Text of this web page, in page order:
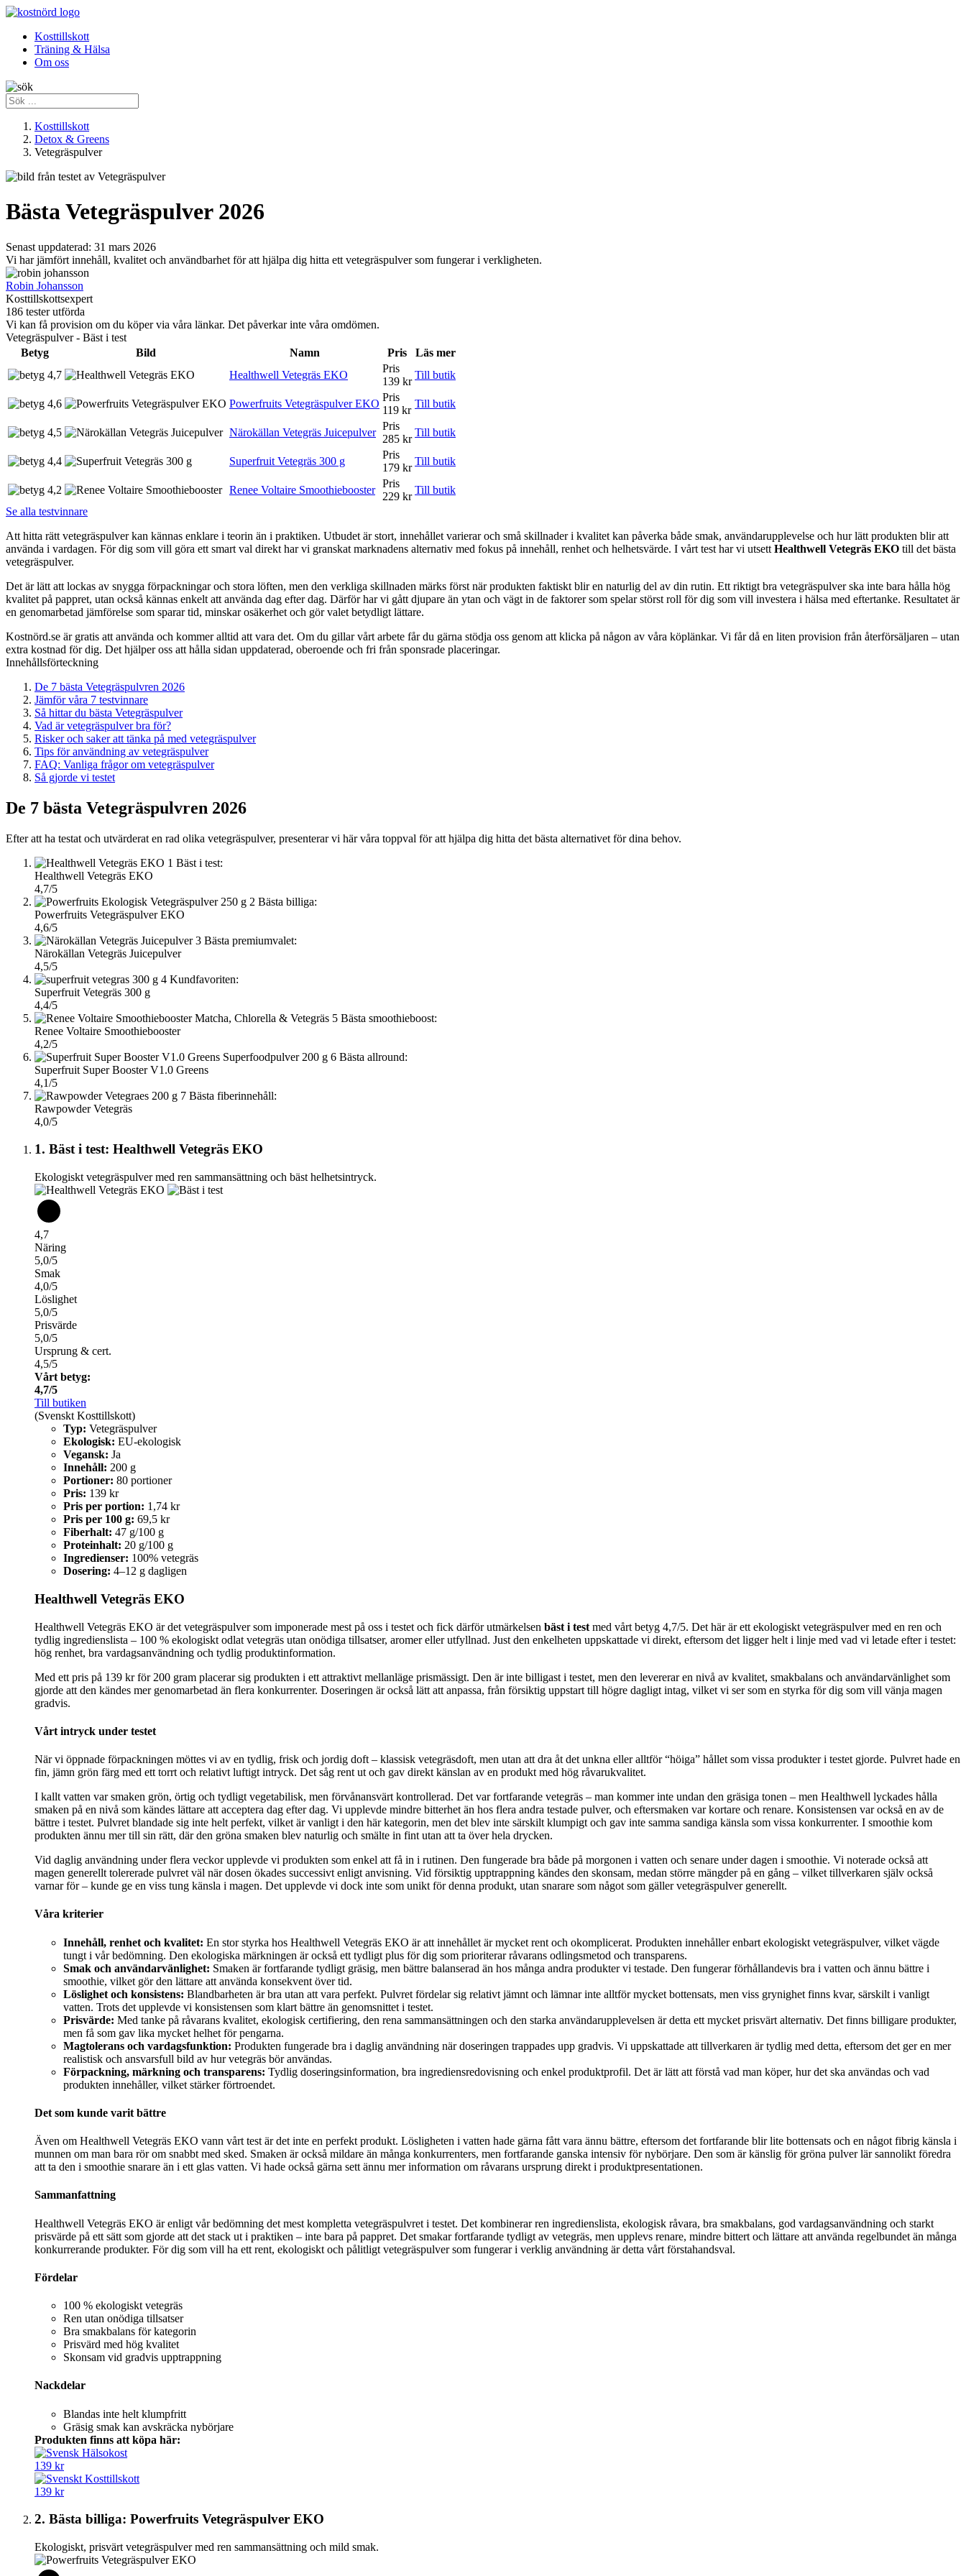
Kosttillskott
Träning & Hälsa
Om oss
Kosttillskott
Detox & Greens
Vetegräspulver
Bästa Vetegräspulver 2026
Senast uppdaterad: 31 mars 2026
Vi har jämfört innehåll, kvalitet och användbarhet för att hjälpa dig hitta ett vetegräspulver som fungerar i verkligheten.
Robin Johansson
Kosttillskottsexpert
186 tester utförda
Vi kan få provision om du köper via våra länkar. Det påverkar inte våra omdömen.
Vetegräspulver - Bäst i test
Betyg
Bild Namn Pris
Läs mer
4,7
Healthwell Vetegräs EKO
Pris
139 kr
Till butik
4,6 Powerfruits Vetegräspulver EKO
Pris
119 kr
Till butik
4,5 Närokällan Vetegräs Juicepulver
Pris
285 kr
Till butik
4,4 Superfruit Vetegräs 300 g
Pris
179 kr
Till butik
4,2 Renee Voltaire Smoothiebooster
Pris
229 kr
Till butik
Se alla testvinnare
Att hitta rätt vetegräspulver kan kännas enklare i teorin än i praktiken. Utbudet är stort, innehållet varierar och små skillnader i kvalitet kan påverka både smak, användarupplevelse och hur lätt produkten blir att
använda i vardagen. För dig som vill göra ett smart val direkt har vi granskat marknadens alternativ med fokus på innehåll, renhet och helhetsvärde. I vårt test har vi utsett Healthwell Vetegräs EKO till det bästa
vetegräspulver.
Det är lätt att lockas av snygga förpackningar och stora löften, men den verkliga skillnaden märks först när produkten faktiskt blir en naturlig del av din rutin. Ett riktigt bra vetegräspulver ska inte bara hålla hög
kvalitet på pappret, utan också kännas enkelt att använda dag efter dag. Därför har vi gått djupare än ytan och vägt in de faktorer som spelar störst roll för dig som vill investera i hälsa med eftertanke. Resultatet är
en genomarbetad jämförelse som sparar tid, minskar osäkerhet och gör valet betydligt lättare.
Kostnörd.se är gratis att använda och kommer alltid att vara det. Om du gillar vårt arbete får du gärna stödja oss genom att klicka på någon av våra köplänkar. Vi får då en liten provision från återförsäljaren – utan
extra kostnad för dig. Det hjälper oss att hålla sidan uppdaterad, oberoende och fri från sponsrade placeringar.
Innehållsförteckning
De 7 bästa Vetegräspulvren 2026
Jämför våra 7 testvinnare
Så hittar du bästa Vetegräspulver
Vad är vetegräspulver bra för?
Risker och saker att tänka på med vetegräspulver
Tips för användning av vetegräspulver
FAQ: Vanliga frågor om vetegräspulver
Så gjorde vi testet
De 7 bästa Vetegräspulvren 2026
Efter att ha testat och utvärderat en rad olika vetegräspulver, presenterar vi här våra toppval för att hjälpa dig hitta det bästa alternativet för dina behov.
1 Bäst i test:
Healthwell Vetegräs EKO
4,7/5
2 Bästa billiga:
Powerfruits Vetegräspulver EKO
4,6/5
3 Bästa premiumvalet:
Närokällan Vetegräs Juicepulver
4,5/5
4 Kundfavoriten:
Superfruit Vetegräs 300 g
4,4/5
5 Bästa smoothieboost:
Renee Voltaire Smoothiebooster
4,2/5
6 Bästa allround:
Superfruit Super Booster V1.0 Greens
4,1/5
7 Bästa fiberinnehåll:
Rawpowder Vetegräs
4,0/5
1. Bäst i test: Healthwell Vetegräs EKO
Ekologiskt vetegräspulver med ren sammansättning och bäst helhetsintryck.
4,7
Näring
5,0/5
Smak
4,0/5
Löslighet
5,0/5
Prisvärde
5,0/5
Ursprung & cert.
4,5/5
Vårt betyg:
4,7/5
Till butiken
(Svenskt Kosttillskott)
Typ: Vetegräspulver
Ekologisk: EU-ekologisk
Vegansk: Ja
Innehåll: 200 g
Portioner: 80 portioner
Pris: 139 kr
Pris per portion: 1,74 kr
Pris per 100 g: 69,5 kr
Fiberhalt: 47 g/100 g
Proteinhalt: 20 g/100 g
Ingredienser: 100% vetegräs
Dosering: 4–12 g dagligen
Healthwell Vetegräs EKO
Healthwell Vetegräs EKO är det vetegräspulver som imponerade mest på oss i testet och fick därför utmärkelsen bäst i test med vårt betyg 4,7/5. Det här är ett ekologiskt vetegräspulver med en ren och
tydlig ingredienslista – 100 % ekologiskt odlat vetegräs utan onödiga tillsatser, aromer eller utfyllnad. Just den enkelheten uppskattade vi direkt, eftersom det ligger helt i linje med vad vi letade efter i testet:
hög renhet, bra vardagsanvändning och tydlig produktinformation.
Med ett pris på 139 kr för 200 gram placerar sig produkten i ett attraktivt mellanläge prismässigt. Den är inte billigast i testet, men den levererar en nivå av kvalitet, smakbalans och användarvänlighet som
gjorde att den kändes mer genomarbetad än flera konkurrenter. Doseringen är också lätt att anpassa, från försiktig uppstart till högre dagligt intag, vilket vi ser som en styrka för dig som vill vänja magen
gradvis.
Vårt intryck under testet
När vi öppnade förpackningen möttes vi av en tydlig, frisk och jordig doft – klassisk vetegräsdoft, men utan att dra åt det unkna eller alltför “höiga” hållet som vissa produkter i testet gjorde. Pulvret hade en
fin, jämn grön färg med ett torrt och relativt luftigt intryck. Det såg rent ut och gav direkt känslan av en produkt med hög råvarukvalitet.
I kallt vatten var smaken grön, örtig och tydligt vegetabilisk, men förvånansvärt kontrollerad. Det var fortfarande vetegräs – man kommer inte undan den gräsiga tonen – men Healthwell lyckades hålla
smaken på en nivå som kändes lättare att acceptera dag efter dag. Vi upplevde mindre bitterhet än hos flera andra testade pulver, och eftersmaken var kortare och renare. Konsistensen var också en av de
bättre i testet. Pulvret blandade sig inte helt perfekt, vilket är vanligt i den här kategorin, men det blev inte särskilt klumpigt och gav inte samma sandiga känsla som vissa konkurrenter. I smoothie kom
produkten ännu mer till sin rätt, där den gröna smaken blev naturlig och smälte in fint utan att ta över hela drycken.
Vid daglig användning under flera veckor upplevde vi produkten som enkel att få in i rutinen. Den fungerade bra både på morgonen i vatten och senare under dagen i smoothie. Vi noterade också att
magen generellt tolererade pulvret väl när dosen ökades successivt enligt anvisning. Vid försiktig upptrappning kändes den skonsam, medan större mängder på en gång – vilket tillverkaren själv också
varnar för – kunde ge en viss tung känsla i magen. Det upplevde vi dock inte som unikt för denna produkt, utan snarare som något som gäller vetegräspulver generellt.
Våra kriterier
Innehåll, renhet och kvalitet: En stor styrka hos Healthwell Vetegräs EKO är att innehållet är mycket rent och okomplicerat. Produkten innehåller enbart ekologiskt vetegräspulver, vilket vägde
tungt i vår bedömning. Den ekologiska märkningen är också ett tydligt plus för dig som prioriterar råvarans odlingsmetod och transparens.
Smak och användarvänlighet: Smaken är fortfarande tydligt gräsig, men bättre balanserad än hos många andra produkter vi testade. Den fungerar förhållandevis bra i vatten och ännu bättre i
smoothie, vilket gör den lättare att använda konsekvent över tid.
Löslighet och konsistens: Blandbarheten är bra utan att vara perfekt. Pulvret fördelar sig relativt jämnt och lämnar inte alltför mycket bottensats, men viss grynighet finns kvar, särskilt i vanligt
vatten. Trots det upplevde vi konsistensen som klart bättre än genomsnittet i testet.
Prisvärde: Med tanke på råvarans kvalitet, ekologisk certifiering, den rena sammansättningen och den starka användarupplevelsen är detta ett mycket prisvärt alternativ. Det finns billigare produkter,
men få som gav lika mycket helhet för pengarna.
Magtolerans och vardagsfunktion: Produkten fungerade bra i daglig användning när doseringen trappades upp gradvis. Vi uppskattade att tillverkaren är tydlig med detta, eftersom det ger en mer
realistisk och ansvarsfull bild av hur vetegräs bör användas.
Förpackning, märkning och transparens: Tydlig doseringsinformation, bra ingrediensredovisning och enkel produktprofil. Det är lätt att förstå vad man köper, hur det ska användas och vad
produkten innehåller, vilket stärker förtroendet.
Det som kunde varit bättre
Även om Healthwell Vetegräs EKO vann vårt test är det inte en perfekt produkt. Lösligheten i vatten hade gärna fått vara ännu bättre, eftersom det fortfarande blir lite bottensats och en något fibrig känsla i
munnen om man bara rör om snabbt med sked. Smaken är också mildare än många konkurrenters, men fortfarande ganska intensiv för nybörjare. Den som är känslig för gröna pulver lär sannolikt föredra
att ta den i smoothie snarare än i ett glas vatten. Vi hade också gärna sett ännu mer information om råvarans ursprung direkt i produktpresentationen.
Sammanfattning
Healthwell Vetegräs EKO är enligt vår bedömning det mest kompletta vetegräspulvret i testet. Det kombinerar ren ingredienslista, ekologisk råvara, bra smakbalans, god vardagsanvändning och starkt
prisvärde på ett sätt som gjorde att det stack ut i praktiken – inte bara på pappret. Det smakar fortfarande tydligt av vetegräs, men upplevs renare, mindre bittert och lättare att använda regelbundet än många
konkurrerande produkter. För dig som vill ha ett rent, ekologiskt och pålitligt vetegräspulver som fungerar i verklig användning är detta vårt förstahandsval.
Fördelar
100 % ekologiskt vetegräs
Ren utan onödiga tillsatser
Bra smakbalans för kategorin
Prisvärd med hög kvalitet
Skonsam vid gradvis upptrappning
Nackdelar
Blandas inte helt klumpfritt
Gräsig smak kan avskräcka nybörjare
Produkten finns att köpa här:
139 kr
139 kr
2. Bästa billiga: Powerfruits Vetegräspulver EKO
Ekologiskt, prisvärt vetegräspulver med ren sammansättning och mild smak.